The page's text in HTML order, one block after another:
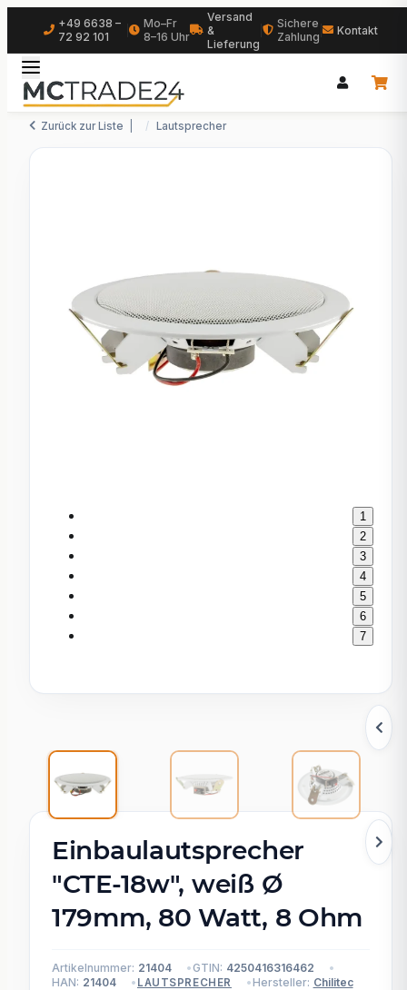
+49 6638 –
72 92 101
Mo–Fr
8–16 Uhr
Versand
&
Lieferung
Sichere
Zahlung
Kontakt
Zurück zur Liste Lautsprecher
1
2
3
4
5
6
7
Einbaulautsprecher
"CTE-18w", weiß Ø
179mm, 80 Watt, 8 Ohm
Artikelnummer: 21404 GTIN: 4250416316462
HAN: 21404 LAUTSPRECHER Hersteller: Chilitec